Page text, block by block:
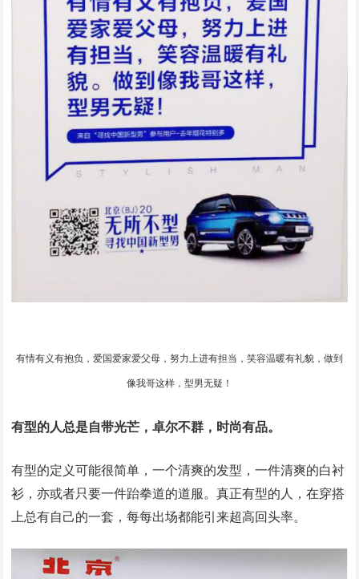
有情有义有抱负，爱国爱家爱父母，努力上进有担当，笑容温暖有礼貌，做到
像我哥这样，型男无疑！
有型的人总是自带光芒，卓尔不群，时尚有品。
有型的定义可能很简单，一个清爽的发型，一件清爽的白衬
衫，亦或者只要一件跆拳道的道服。真正有型的人，在穿搭
上总有自己的一套，每每出场都能引来超高回头率。